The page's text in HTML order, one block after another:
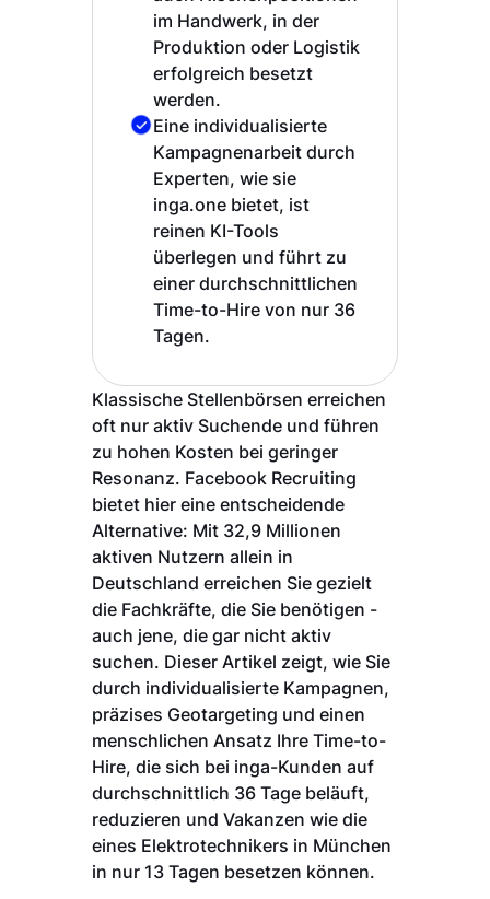
im Handwerk, in der
Produktion oder Logistik
erfolgreich besetzt
werden.
Eine individualisierte
Kampagnenarbeit durch
Experten, wie sie
inga.one bietet, ist
reinen KI-Tools
überlegen und führt zu
einer durchschnittlichen
Time-to-Hire von nur 36
Tagen.
Klassische Stellenbörsen erreichen
oft nur aktiv Suchende und führen
zu hohen Kosten bei geringer
Resonanz. Facebook Recruiting
bietet hier eine entscheidende
Alternative: Mit 32,9 Millionen
aktiven Nutzern allein in
Deutschland erreichen Sie gezielt
die Fachkräfte, die Sie benötigen -
auch jene, die gar nicht aktiv
suchen. Dieser Artikel zeigt, wie Sie
durch individualisierte Kampagnen,
präzises Geotargeting und einen
menschlichen Ansatz Ihre Time-to-
Hire, die sich bei inga-Kunden auf
durchschnittlich 36 Tage beläuft,
reduzieren und Vakanzen wie die
eines Elektrotechnikers in München
in nur 13 Tagen besetzen können.